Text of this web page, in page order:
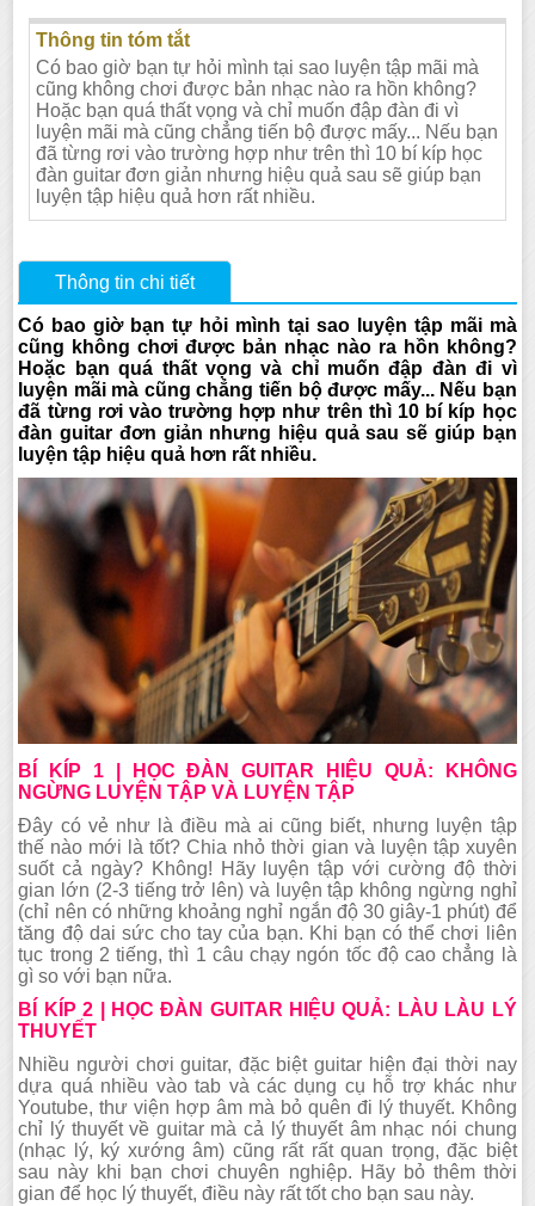
Thông tin tóm tắt
Có bao giờ bạn tự hỏi mình tại sao luyện tập mãi mà
cũng không chơi được bản nhạc nào ra hồn không?
Hoặc bạn quá thất vọng và chỉ muốn đập đàn đi vì
luyện mãi mà cũng chẳng tiến bộ được mấy... Nếu bạn
đã từng rơi vào trường hợp như trên thì 10 bí kíp học
đàn guitar đơn giản nhưng hiệu quả sau sẽ giúp bạn
luyện tập hiệu quả hơn rất nhiều.
Thông tin chi tiết
Có bao giờ bạn tự hỏi mình tại sao luyện tập mãi mà
cũng không chơi được bản nhạc nào ra hồn không?
Hoặc bạn quá thất vọng và chỉ muốn đập đàn đi vì
luyện mãi mà cũng chẳng tiến bộ được mấy... Nếu bạn
đã từng rơi vào trường hợp như trên thì 10 bí kíp học
đàn guitar đơn giản nhưng hiệu quả sau sẽ giúp bạn
luyện tập hiệu quả hơn rất nhiều.
BÍ KÍP 1 | HỌC ĐÀN GUITAR HIỆU QUẢ: KHÔNG
NGỪNG LUYỆN TẬP VÀ LUYỆN TẬP
Đây có vẻ như là điều mà ai cũng biết, nhưng luyện tập
thế nào mới là tốt? Chia nhỏ thời gian và luyện tập xuyên
suốt cả ngày? Không! Hãy luyện tập với cường độ thời
gian lớn (2-3 tiếng trở lên) và luyện tập không ngừng nghỉ
(chỉ nên có những khoảng nghỉ ngắn độ 30 giây-1 phút) để
tăng độ dai sức cho tay của bạn. Khi bạn có thể chơi liên
tục trong 2 tiếng, thì 1 câu chạy ngón tốc độ cao chẳng là
gì so với bạn nữa.
BÍ KÍP 2 | HỌC ĐÀN GUITAR HIỆU QUẢ: LÀU LÀU LÝ
THUYẾT
Nhiều người chơi guitar, đặc biệt guitar hiện đại thời nay
dựa quá nhiều vào tab và các dụng cụ hỗ trợ khác như
Youtube, thư viện hợp âm mà bỏ quên đi lý thuyết. Không
chỉ lý thuyết về guitar mà cả lý thuyết âm nhạc nói chung
(nhạc lý, ký xướng âm) cũng rất rất quan trọng, đặc biệt
sau này khi bạn chơi chuyên nghiệp. Hãy bỏ thêm thời
gian để học lý thuyết, điều này rất tốt cho bạn sau này.